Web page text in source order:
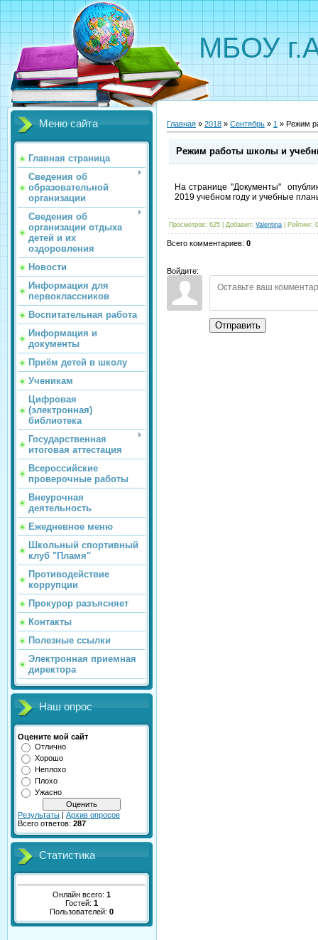
МБОУ
Меню сайта
Главная страница
Сведения об
образовательной
организации
Сведения об
организации отдыха
детей и их
оздоровления
Новости
Информация для
первоклассников
Воспитательная работа
Информация и
документы
Приём детей в школу
Ученикам
Цифровая
(электронная)
библиотека
Государственная
итоговая аттестация
Всероссийские
проверочные работы
Внеурочная
деятельность
Ежедневное меню
Школьный спортивный
клуб "Пламя"
Противодействие
коррупции
Прокурор разъясняет
Контакты
Полезные ссылки
Электронная приемная
директора
Наш опрос
Оцените мой сайт
Отлично
Хорошо
Неплохо
Плохо
Ужасно
Результаты | Архив опросов
Всего ответов: 287
Статистика
Онлайн всего: 1
Гостей: 1
Пользователей: 0
Главная » 2018 » Сентябрь » 1 » Режим
Режим работы школы и
На странице "Документы"
2019 учебном году и учебные
Просмотров: 625 Добавил: Valentina Рейтинг:
Всего комментариев: 0
Войдите:
Отправить